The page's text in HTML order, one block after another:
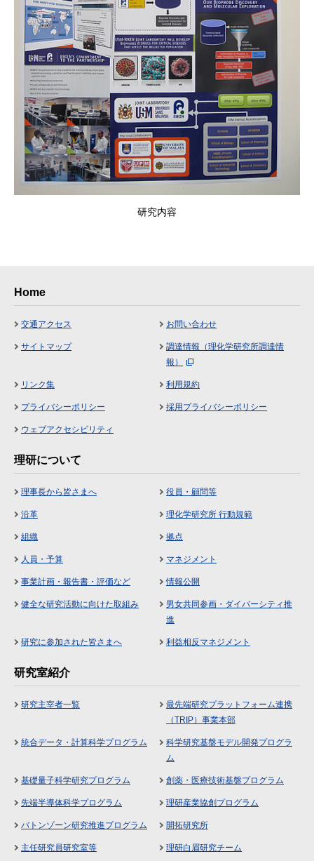
研究内容
Home
交通アクセス お問い合わせ
サイトマップ
調達情報（理化学研究所調達情
報）
リンク集 利用規約
プライバシーポリシー 採用プライバシーポリシー
ウェブアクセシビリティ
理研について
理事長から皆さまへ 役員・顧問等
沿革 理化学研究所 行動規範
組織 拠点
人員・予算 マネジメント
事業計画・報告書・評価など 情報公開
健全な研究活動に向けた取組み
男女共同参画・ダイバーシティ推
進
研究に参加された皆さまへ 利益相反マネジメント
研究室紹介
研究主宰者一覧
最先端研究プラットフォーム連携
（TRIP）事業本部
統合データ・計算科学プログラム
科学研究基盤モデル開発プログラ
ム
基礎量子科学研究プログラム 創薬・医療技術基盤プログラム
先端半導体科学プログラム 理研産業協創プログラム
バトンゾーン研究推進プログラム 開拓研究所
主任研究員研究室等 理研白眉研究チーム